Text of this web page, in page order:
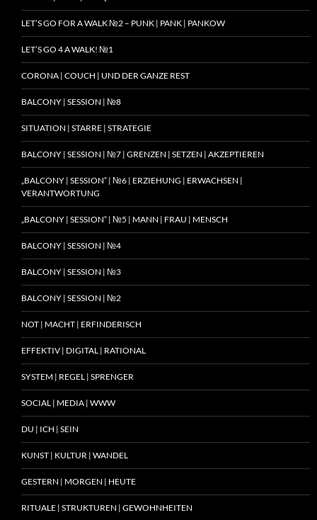
LET’S GO FOR A WALK №2 – PUNK | PANK | PANKOW
LET’S GO 4 A WALK! №1
CORONA | COUCH | UND DER GANZE REST
BALCONY | SESSION | №8
SITUATION | STARRE | STRATEGIE
BALCONY | SESSION | №7 | GRENZEN | SETZEN | AKZEPTIEREN
„BALCONY | SESSION“ | №6 | ERZIEHUNG | ERWACHSEN |
VERANTWORTUNG
„BALCONY | SESSION“ | №5 | MANN | FRAU | MENSCH
BALCONY | SESSION | №4
BALCONY | SESSION | №3
BALCONY | SESSION | №2
NOT | MACHT | ERFINDERISCH
EFFEKTIV | DIGITAL | RATIONAL
SYSTEM | REGEL | SPRENGER
SOCIAL | MEDIA | WWW
DU | ICH | SEIN
KUNST | KULTUR | WANDEL
GESTERN | MORGEN | HEUTE
RITUALE | STRUKTUREN | GEWOHNHEITEN